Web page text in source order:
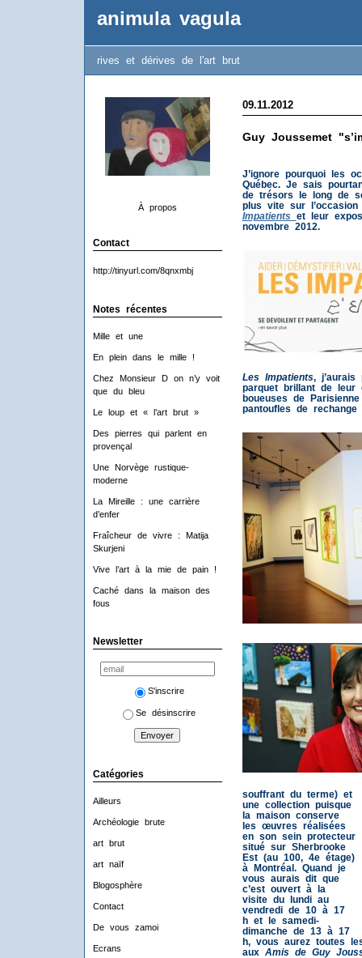
animula vagula
rives et dérives de l'art brut
À propos
Contact
http://tinyurl.com/8qnxmbj
Notes récentes
Mille et une
En plein dans le mille !
Chez Monsieur D on n’y voit
que du bleu
Le loup et « l’art brut »
Des pierres qui parlent en
provençal
Une Norvège rustique-
moderne
La Mireille : une carrière
d’enfer
Fraîcheur de vivre : Matija
Skurjeni
Vive l’art à la mie de pain !
Caché dans la maison des
fous
Newsletter
S'inscrire
Se désinscrire
Catégories
Ailleurs
Archéologie brute
art brut
art naïf
Blogosphère
Contact
De vous zamoi
Ecrans
09.11.2012
Guy Joussemet
J’ignore pourquoi les
Québec. Je sais
de trésors le long de
plus vite sur l’occasion
Impatients et leur
novembre 2012.
Les Impatients, j’aurais
parquet brillant de leur
boueuses de
pantoufles de
souffrant du terme) et
une collection puisque
la maison conserve
les œuvres réalisées
en son sein protecteur
situé sur Sherbrooke
Est (au 100, 4e étage)
à Montréal. Quand je
vous aurais dit que
c’est ouvert à la
visite du lundi au
vendredi de 10 à 17
h et le samedi-
dimanche de 13 à 17
h, vous aurez toutes
aux Amis de Guy